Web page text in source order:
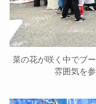
菜の花が咲く中でブ
雰囲気を